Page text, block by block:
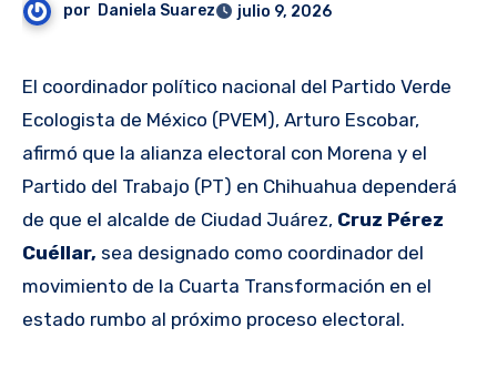
por Daniela Suarez julio 9, 2026
El coordinador político nacional del Partido Verde
Ecologista de México (PVEM), Arturo Escobar,
afirmó que la alianza electoral con Morena y el
Partido del Trabajo (PT) en Chihuahua dependerá
de que el alcalde de Ciudad Juárez, Cruz Pérez
Cuéllar, sea designado como coordinador del
movimiento de la Cuarta Transformación en el
estado rumbo al próximo proceso electoral.